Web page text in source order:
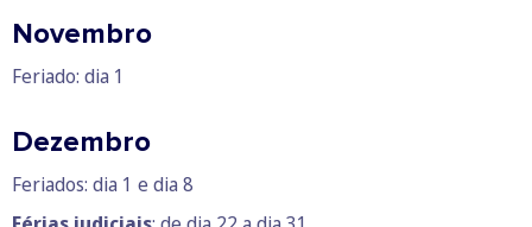
Novembro
Feriado: dia 1
Dezembro
Feriados: dia 1 e dia 8